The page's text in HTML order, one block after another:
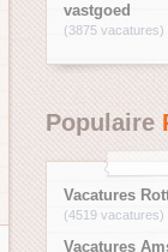
vastgoed
(3875 vacatures)
Populaire
Vacatures
(4519 vacatures)
Vacatures